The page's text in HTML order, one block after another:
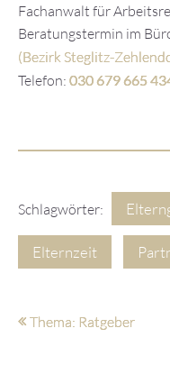
Fachanwalt für
Beratungstermin im
(Bezirk Steglitz-
Telefon: 030 679 665
Schlagwörter:
Elternzeit
Thema: Ratgeber